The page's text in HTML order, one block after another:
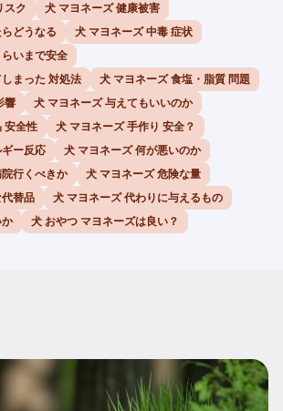
スク
犬 マヨネーズ 健康被害
どうなる
犬 マヨネーズ 中毒 症状
いまで安全
まった 対処法
犬 マヨネーズ 食塩・脂質 問題
響
犬 マヨネーズ 与えてもいいのか
安全性
犬 マヨネーズ 手作り 安全？
ー反応
犬 マヨネーズ 何が悪いのか
行くべきか
犬 マヨネーズ 危険な量
替品
犬 マヨネーズ 代わりに与えるもの
犬 おやつ マヨネーズは良い？